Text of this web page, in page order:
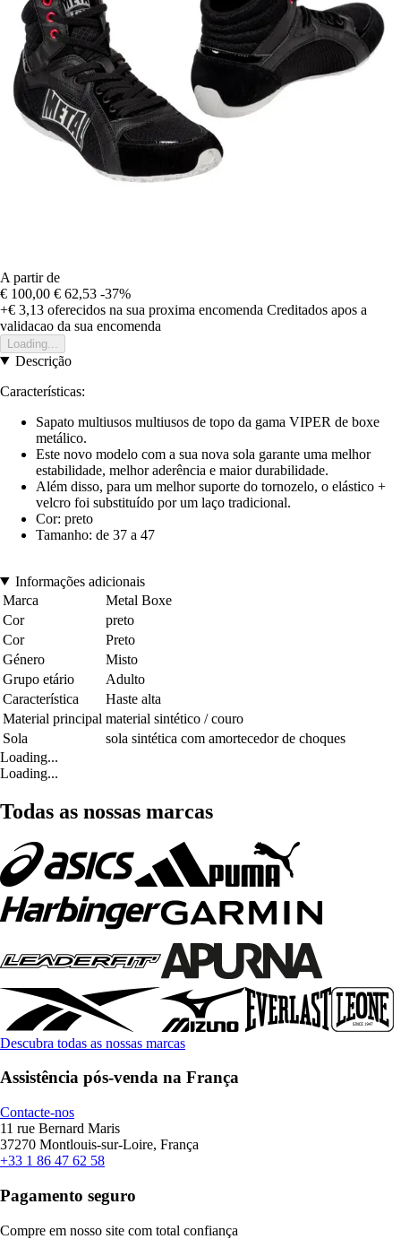
A partir de
€ 100,00 € 62,53 -37%
+€ 3,13 oferecidos na sua proxima encomenda Creditados apos a
validacao da sua encomenda
Loading...
Descrição
Características:
Sapato multiusos multiusos de topo da gama VIPER de boxe
metálico.
Este novo modelo com a sua nova sola garante uma melhor
estabilidade, melhor aderência e maior durabilidade.
Além disso, para um melhor suporte do tornozelo, o elástico +
velcro foi substituído por um laço tradicional.
Cor: preto
Tamanho: de 37 a 47
Informações adicionais
Marca
Metal Boxe
Cor
preto
Cor
Preto
Género
Misto
Grupo etário
Adulto
Característica
Haste alta
Material principal material sintético / couro
Sola
sola sintética com amortecedor de choques
Loading...
Loading...
Todas as nossas marcas
Descubra todas as nossas marcas
Assistência pós-venda na França
Contacte-nos
11 rue Bernard Maris
37270 Montlouis-sur-Loire, França
+33 1 86 47 62 58
Pagamento seguro
Compre em nosso site com total confiança